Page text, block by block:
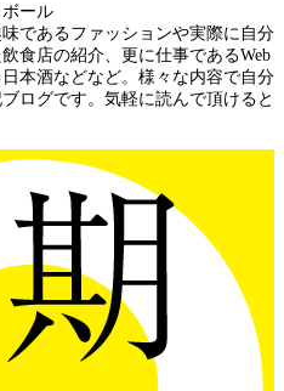
ール
であるファッションや実際に自分
食店の紹介、更に仕事であるWeb
本酒などなど。様々な内容で自分
ログです。気軽に読んで頂けると